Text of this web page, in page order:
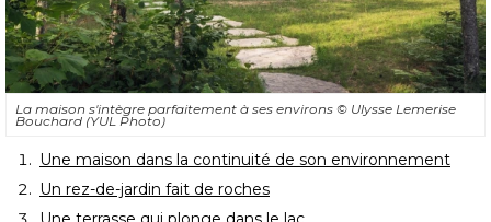
La maison s'intègre parfaitement à ses environs © Ulysse Lemerise
Bouchard (YUL Photo)
Une maison dans la continuité de son environnement
Un rez-de-jardin fait de roches